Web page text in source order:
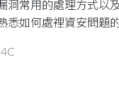
洞常用的處理方式以
悉如何處裡資安問題